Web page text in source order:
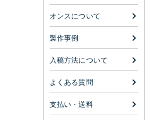
オンスについて
製作事例
入稿方法について
よくある質問
支払い・送料